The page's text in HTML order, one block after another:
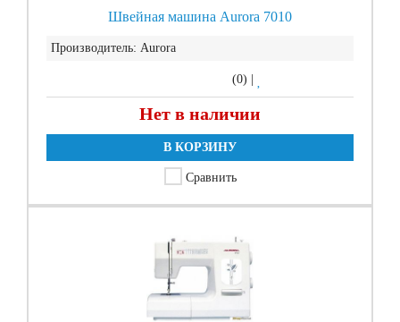
Швейная машина Aurora 7010
Производитель: Aurora
(0)
Нет в наличии
В КОРЗИНУ
Сравнить